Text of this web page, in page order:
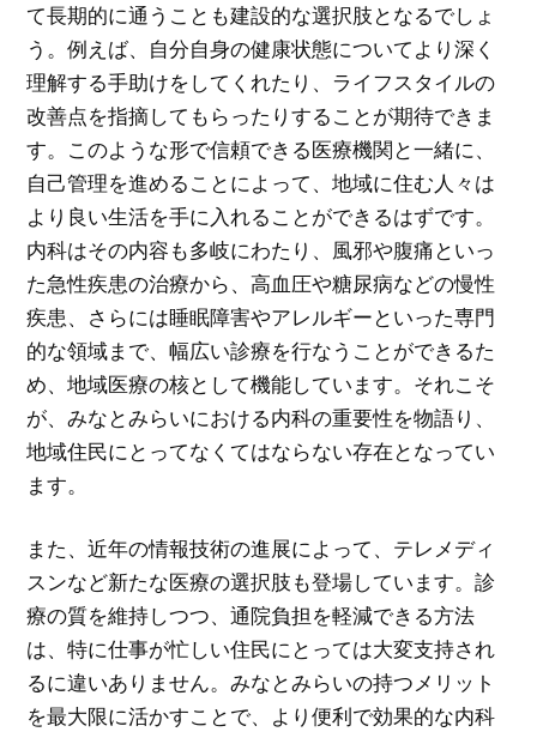
て長期的に通うことも建設的な選択肢となるでしょ
う。例えば、自分自身の健康状態についてより深く
理解する手助けをしてくれたり、ライフスタイルの
改善点を指摘してもらったりすることが期待できま
す。このような形で信頼できる医療機関と一緒に、
自己管理を進めることによって、地域に住む人々は
より良い生活を手に入れることができるはずです。
内科はその内容も多岐にわたり、風邪や腹痛といっ
た急性疾患の治療から、高血圧や糖尿病などの慢性
疾患、さらには睡眠障害やアレルギーといった専門
的な領域まで、幅広い診療を行なうことができるた
め、地域医療の核として機能しています。それこそ
が、みなとみらいにおける内科の重要性を物語り、
地域住民にとってなくてはならない存在となってい
ます。
また、近年の情報技術の進展によって、テレメディ
スンなど新たな医療の選択肢も登場しています。診
療の質を維持しつつ、通院負担を軽減できる方法
は、特に仕事が忙しい住民にとっては大変支持され
るに違いありません。みなとみらいの持つメリット
を最大限に活かすことで、より便利で効果的な内科